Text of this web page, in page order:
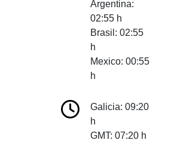
Argentina:
02:55 h
Brasil: 02:55
h
Mexico: 00:55
h
Galicia: 09:20
h
GMT: 07:20 h